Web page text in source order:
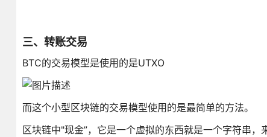
三、转账交易
BTC的交易模型是使用的是UTXO
而这个小型区块链的交易模型使用的是最简单的方法。
区块链中"现金”，它是一个虚拟的东西就是一个字符串